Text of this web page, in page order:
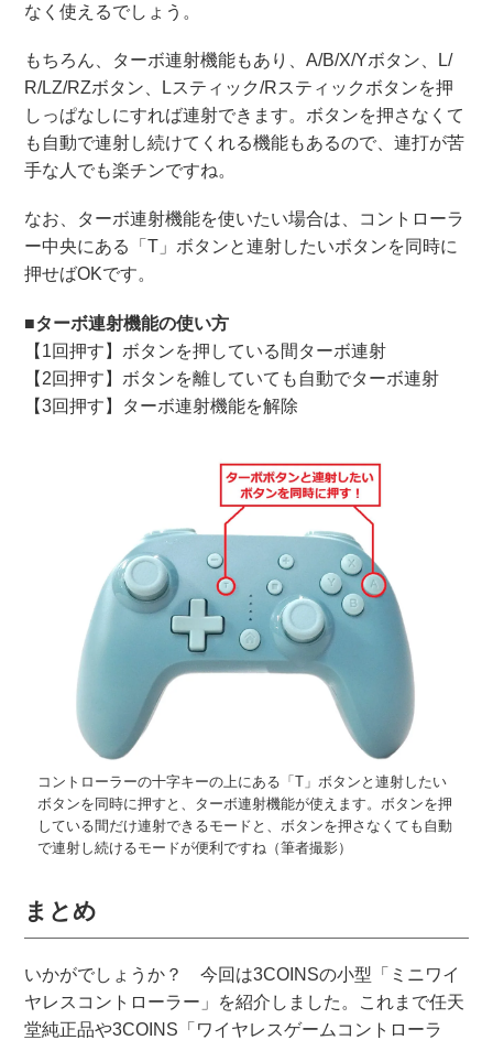
なく使えるでしょう。
もちろん、ターボ連射機能もあり、A/B/X/Yボタン、L/
R/LZ/RZボタン、Lスティック/Rスティックボタンを押
しっぱなしにすれば連射できます。ボタンを押さなくて
も自動で連射し続けてくれる機能もあるので、連打が苦
手な人でも楽チンですね。
なお、ターボ連射機能を使いたい場合は、コントローラ
ー中央にある「T」ボタンと連射したいボタンを同時に
押せばOKです。
■ターボ連射機能の使い方
【1回押す】ボタンを押している間ターボ連射
【2回押す】ボタンを離していても自動でターボ連射
【3回押す】ターボ連射機能を解除
コントローラーの十字キーの上にある「T」ボタンと連射したい
ボタンを同時に押すと、ターボ連射機能が使えます。ボタンを押
している間だけ連射できるモードと、ボタンを押さなくても自動
で連射し続けるモードが便利ですね（筆者撮影）
まとめ
いかがでしょうか？ 今回は3COINSの小型「ミニワイ
ヤレスコントローラー」を紹介しました。これまで任天
堂純正品や3COINS「ワイヤレスゲームコントローラ